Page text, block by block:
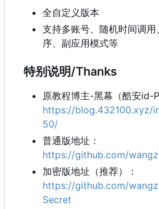
全自定义版本
支持多账号、随机时间调
序、副应用模式等
特别说明/Thanks
原教程博主-黑幕（酷安id-
https://blog.432100.xyz/
50/
普通版地址：
https://github.com/
加密版地址（推荐）：
https://github.com/
Secret